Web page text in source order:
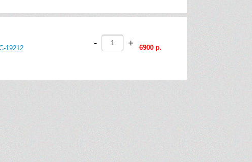
19212 - + 6900 р.